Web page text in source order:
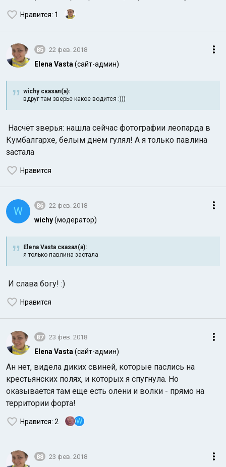
Нравится: 1
85 22 фев. 2018
Elena Vasta (сайт-админ)
wichy сказал(а):
вдруг там зверье какое водится :)))
Насчёт зверья: нашла сейчас фотографии леопарда в
Кумбалгархе, белым днём гулял! А я только павлина
застала
Нравится
W 86 22 фев. 2018
wichy(модератор)
Elena Vasta сказал(а):
я только павлина застала
И слава богу! :)
Нравится
87 23 фев. 2018
Elena Vasta (сайт-админ)
Ан нет, видела диких свиней, которые паслись на
крестьянских полях, и которых я спугнула. Но
оказывается там еще есть олени и волки - прямо на
территории форта!
Нравится: 2 W
88 23 фев. 2018